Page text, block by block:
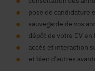
pose de candidature
sauvegarde de vos
dépôt de votre CV en
accès et interaction
et bien d'autres